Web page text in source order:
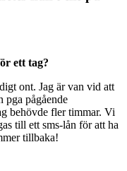
ett tag?
ont. Jag är van vid att
pga pågående
behövde fler timmar. Vi
till ett sms-lån för att ha
tillbaka!